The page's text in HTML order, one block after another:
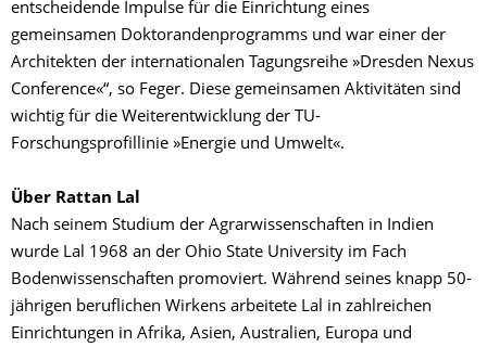
entscheidende Impulse für die Einrichtung eines
gemeinsamen Doktorandenprogramms und war einer der
Architekten der internationalen Tagungsreihe »Dresden Nexus
Conference«“, so Feger. Diese gemeinsamen Aktivitäten sind
wichtig für die Weiterentwicklung der TU-
Forschungsprofillinie »Energie und Umwelt«.
Über Rattan Lal
Nach seinem Studium der Agrarwissenschaften in Indien
wurde Lal 1968 an der Ohio State University im Fach
Bodenwissenschaften promoviert. Während seines knapp 50-
jährigen beruflichen Wirkens arbeitete Lal in zahlreichen
Einrichtungen in Afrika, Asien, Australien, Europa und